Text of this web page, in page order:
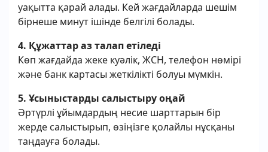
уақытта қарай алады. Кей жағдайларда шешім
бірнеше минут ішінде белгілі болады.
4. Құжаттар аз талап етіледі
Көп жағдайда жеке куәлік, ЖСН, телефон нөмірі
және банк картасы жеткілікті болуы мүмкін.
5. Ұсыныстарды салыстыру оңай
Әртүрлі ұйымдардың несие шарттарын бір
жерде салыстырып, өзіңізге қолайлы нұсқаны
таңдауға болады.